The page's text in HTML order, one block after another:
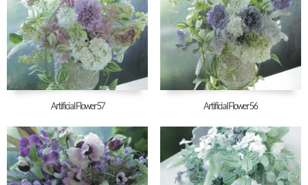
Artificial Flower57 Artificial Flower56